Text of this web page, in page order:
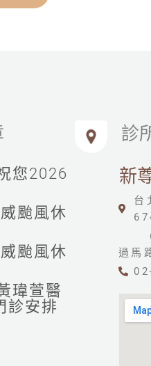
您2026
颱風休
颱風休
瑋萱醫
診安排
診
新
台
(捷
過馬